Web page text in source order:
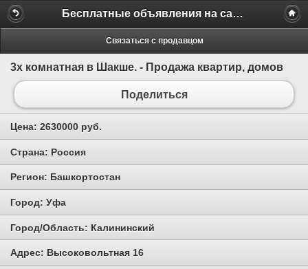
Бесплатные объявления на сайте MILAMO.ru
Связаться с продавцом
3х комнатная в Шакше. - Продажа квартир, домов
Поделиться
Цена: 2630000 руб.
Страна: Россия
Регион: Башкортостан
Город: Уфа
Город/Область: Калининский
Адрес: Высоковольтная 16